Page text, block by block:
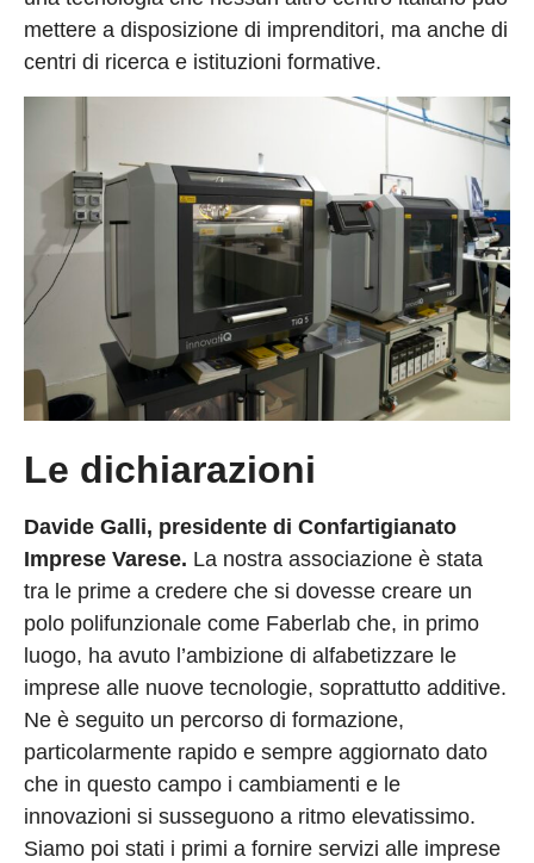
mettere a disposizione di imprenditori, ma anche di
centri di ricerca e istituzioni formative.
Le dichiarazioni
Davide Galli, presidente di Confartigianato
Imprese Varese. La nostra associazione è stata
tra le prime a credere che si dovesse creare un
polo polifunzionale come Faberlab che, in primo
luogo, ha avuto l’ambizione di alfabetizzare le
imprese alle nuove tecnologie, soprattutto additive.
Ne è seguito un percorso di formazione,
particolarmente rapido e sempre aggiornato dato
che in questo campo i cambiamenti e le
innovazioni si susseguono a ritmo elevatissimo.
Siamo poi stati i primi a fornire servizi alle imprese